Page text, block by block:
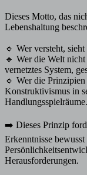
Dieses Motto, das
Lebenshaltung
🔹 Wer versteht,
🔹 Wer die Welt
vernetztes System,
🔹 Wer die
Konstruktivismus in
Handlungsspielräume.
➡️ Dieses Prinzip
Erkenntnisse
Herausforderungen.